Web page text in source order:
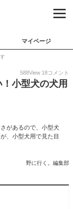
マイページ
588View 18コメント
小型犬の犬用
があるので、小型犬
、小型犬用で見た目
野に行く。編集部